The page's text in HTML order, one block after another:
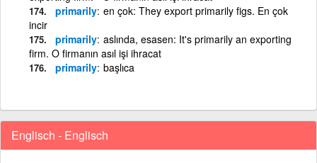
primarily en çok: They export primarily figs. En çok
incir
primarily aslında, esasen: It's primarily an exporting
firm. O firmanın asıl işi ihracat
primarily başlıca
Englisch - Englisch